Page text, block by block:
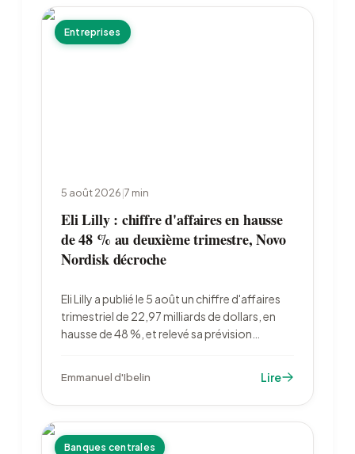
Entreprises
5 août 2026|7 min
Eli Lilly : chiffre d'affaires en hausse
de 48 % au deuxième trimestre, Novo
Nordisk décroche
Eli Lilly a publié le 5 août un chiffre d'affaires
trimestriel de 22,97 milliards de dollars, en
hausse de 48 %, et relevé sa prévision
quand Novo Nordisk recule après un échec
d'essai clinique.
Emmanuel d'Ibelin Lire
Banques centrales